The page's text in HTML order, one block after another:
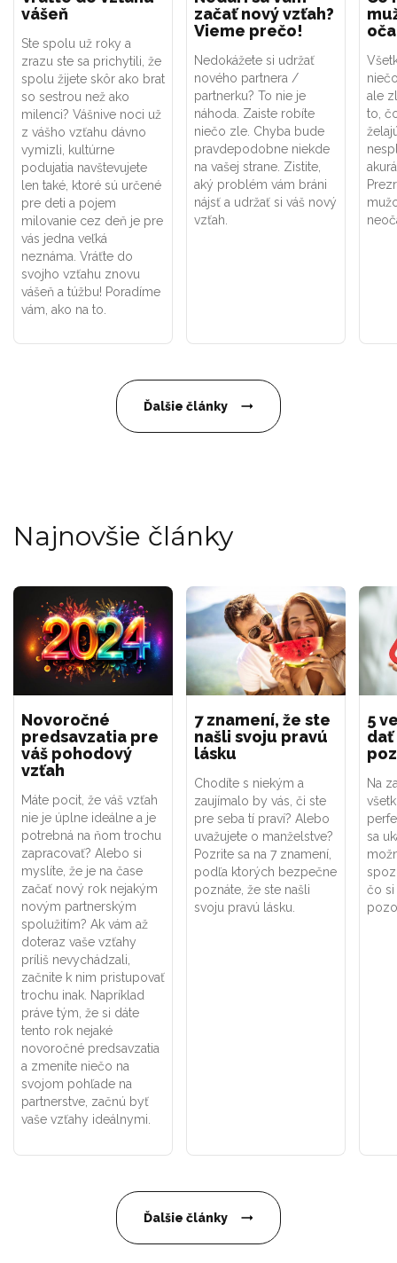
vášeň
Ste spolu už roky a
zrazu ste sa prichytili, že
spolu žijete skôr ako brat
so sestrou než ako
milenci? Vášnive noci už
z vášho vzťahu dávno
vymizli, kultúrne
podujatia navštevujete
len také, ktoré sú určené
pre deti a pojem
milovanie cez deň je pre
vás jedna veľká
neznáma. Vráťte do
svojho vzťahu znovu
vášeň a túžbu! Poradíme
vám, ako na to.
začať nový vzťah?
Vieme prečo!
Nedokážete si udržať
nového partnera /
partnerku? To nie je
náhoda. Zaiste robíte
niečo zle. Chyba bude
pravdepodobne niekde
na vašej strane. Zistite,
aký problém vám bráni
nájsť a udržať si váš nový
vzťah.
ale
to,
Ďalšie články
Najnovšie články
Novoročné
predsavzatia pre
váš pohodový
vzťah
Máte pocit, že váš vzťah
nie je úplne ideálne a je
potrebná na ňom trochu
zapracovať? Alebo si
myslíte, že je na čase
začať nový rok nejakým
novým partnerským
spolužitím? Ak vám až
doteraz vaše vzťahy
príliš nevychádzali,
začnite k nim pristupovať
trochu inak. Napríklad
práve tým, že si dáte
tento rok nejaké
novoročné predsavzatia
a zmeníte niečo na
svojom pohľade na
partnerstve, začnú byť
vaše vzťahy ideálnymi.
7 znamení, že ste
našli svoju pravú
lásku
Chodíte s niekým a
zaujímalo by vás, či ste
pre seba tí praví? Alebo
uvažujete o manželstve?
Pozrite sa na 7 znamení,
podľa ktorých bezpečne
poznáte, že ste našli
svoju pravú lásku.
5
dať
Na
sa
čo si
Ďalšie články